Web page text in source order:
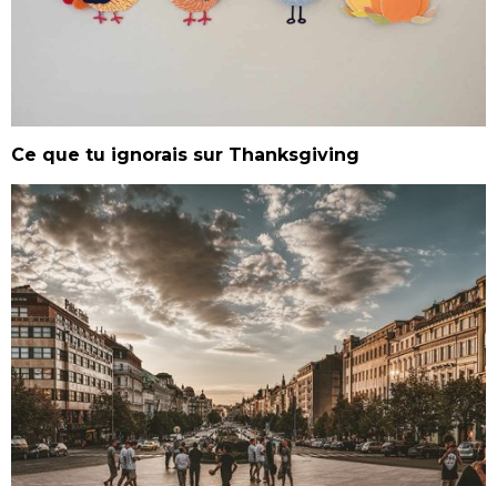
Ce que tu ignorais sur Thanksgiving